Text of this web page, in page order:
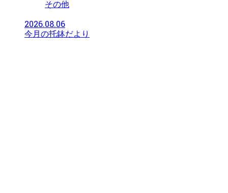
その他
2026.08.06
今月の托鉢だより